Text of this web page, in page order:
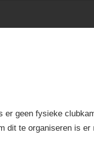
er geen fysieke
dit te organiseren is er